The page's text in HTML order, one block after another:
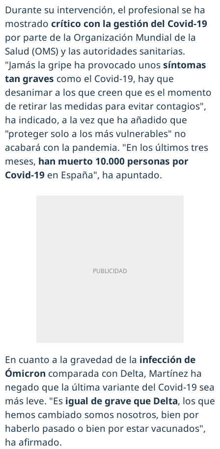
Durante su intervención, el profesional se ha
mostrado crítico con la gestión del Covid-19
por parte de la Organización Mundial de la
Salud (OMS) y las autoridades sanitarias.
"Jamás la gripe ha provocado unossíntomas
tan graves como el Covid-19, hay que
desanimar a los que creen que es el momento
de retirar las medidas para evitar contagios",
ha indicado, a la vez que ha añadido que
"proteger solo a los más vulnerables" no
acabará con la pandemia. "En los últimos tres
meses, han muerto 10.000 personas por
Covid-19 en España", ha apuntado.
En cuanto a la gravedad de la infección de
Ómicron comparada con Delta, Martínez ha
negado que la última variante del Covid-19 sea
más leve. "Es igual de grave que Delta, los que
hemos cambiado somos nosotros, bien por
haberlo pasado o bien por estar vacunados",
ha afirmado.